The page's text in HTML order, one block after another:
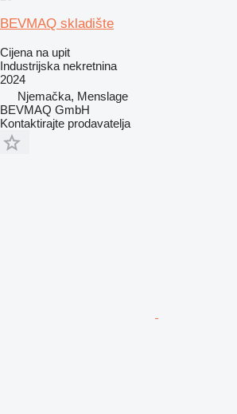
BEVMAQ skladište
Cijena na upit
Industrijska nekretnina
2024
Njemačka, Menslage
BEVMAQ GmbH
Kontaktirajte prodavatelja